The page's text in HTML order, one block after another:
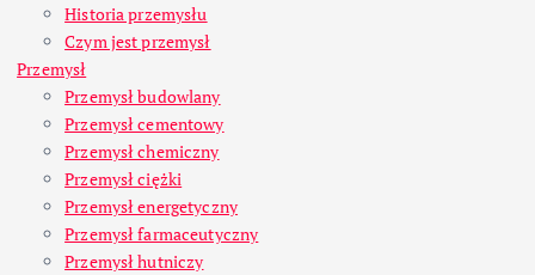
Historia przemysłu
Czym jest przemysł
Przemysł
Przemysł budowlany
Przemysł cementowy
Przemysł chemiczny
Przemysł ciężki
Przemysł energetyczny
Przemysł farmaceutyczny
Przemysł hutniczy